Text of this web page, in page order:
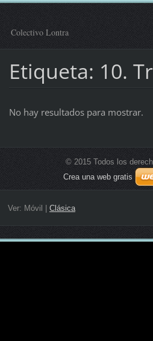
Colectivo Lontra
Etiqueta: 10.
No hay resultados para mostrar.
© 2015 Todos los
Crea una web gratis
Ver: Móvil Clásica